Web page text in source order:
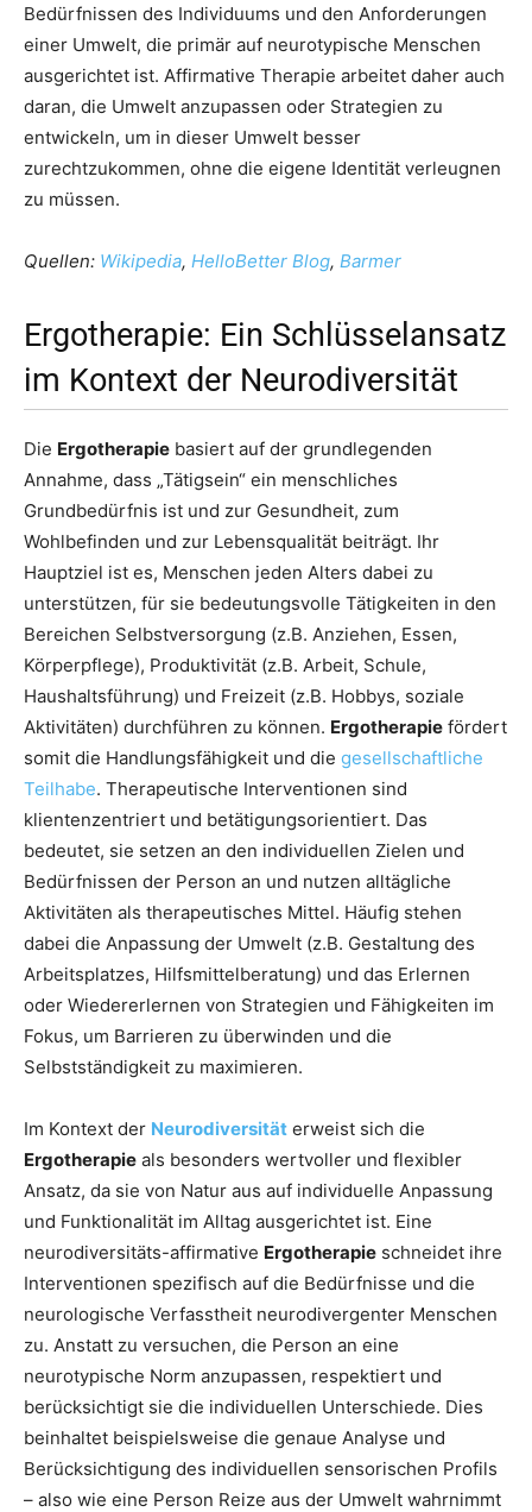
Bedürfnissen des Individuums und den Anforderungen
einer Umwelt, die primär auf neurotypische Menschen
ausgerichtet ist. Affirmative Therapie arbeitet daher auch
daran, die Umwelt anzupassen oder Strategien zu
entwickeln, um in dieser Umwelt besser
zurechtzukommen, ohne die eigene Identität verleugnen
zu müssen.
Quellen: Wikipedia, HelloBetter Blog, Barmer
Ergotherapie: Ein Schlüsselansatz
im Kontext der Neurodiversität
Die Ergotherapie basiert auf der grundlegenden
Annahme, dass „Tätigsein“ ein menschliches
Grundbedürfnis ist und zur Gesundheit, zum
Wohlbefinden und zur Lebensqualität beiträgt. Ihr
Hauptziel ist es, Menschen jeden Alters dabei zu
unterstützen, für sie bedeutungsvolle Tätigkeiten in den
Bereichen Selbstversorgung (z.B. Anziehen, Essen,
Körperpflege), Produktivität (z.B. Arbeit, Schule,
Haushaltsführung) und Freizeit (z.B. Hobbys, soziale
Aktivitäten) durchführen zu können. Ergotherapie fördert
somit die Handlungsfähigkeit und die gesellschaftliche
Teilhabe. Therapeutische Interventionen sind
klientenzentriert und betätigungsorientiert. Das
bedeutet, sie setzen an den individuellen Zielen und
Bedürfnissen der Person an und nutzen alltägliche
Aktivitäten als therapeutisches Mittel. Häufig stehen
dabei die Anpassung der Umwelt (z.B. Gestaltung des
Arbeitsplatzes, Hilfsmittelberatung) und das Erlernen
oder Wiedererlernen von Strategien und Fähigkeiten im
Fokus, um Barrieren zu überwinden und die
Selbstständigkeit zu maximieren.
Im Kontext der Neurodiversität erweist sich die
Ergotherapie als besonders wertvoller und flexibler
Ansatz, da sie von Natur aus auf individuelle Anpassung
und Funktionalität im Alltag ausgerichtet ist. Eine
neurodiversitäts-affirmative Ergotherapie schneidet ihre
Interventionen spezifisch auf die Bedürfnisse und die
neurologische Verfasstheit neurodivergenter Menschen
zu. Anstatt zu versuchen, die Person an eine
neurotypische Norm anzupassen, respektiert und
berücksichtigt sie die individuellen Unterschiede. Dies
beinhaltet beispielsweise die genaue Analyse und
Berücksichtigung des individuellen sensorischen Profils
– also wie eine Person Reize aus der Umwelt wahrnimmt